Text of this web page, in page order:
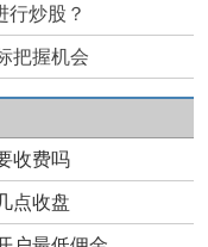
行炒股？
把握机会
收费吗
点收盘